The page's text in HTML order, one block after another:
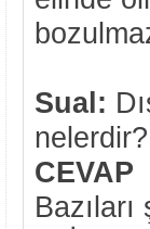
Sual:
nelerdir?
CEVAP